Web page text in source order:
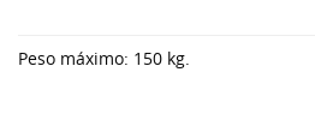
Peso máximo: 150 kg.